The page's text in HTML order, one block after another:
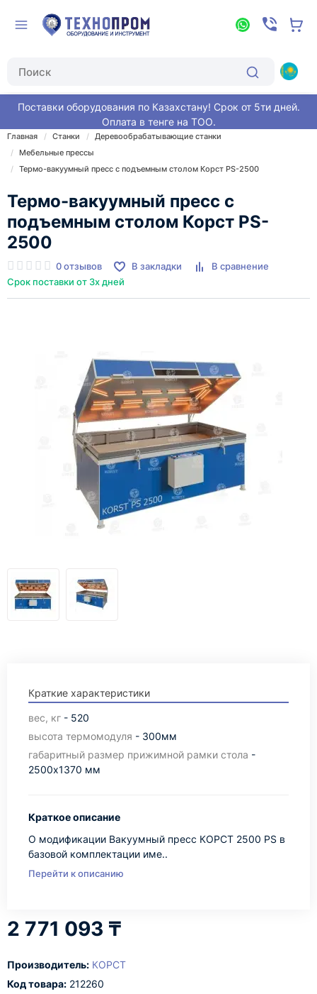
Поставки оборудования по Казахстану! Срок от 5ти дней.
Оплата в тенге на ТОО.
Главная Станки
Деревообрабатывающие станки
Мебельные прессы
Термо-вакуумный пресс с подъемным столом Корст PS-2500
Термо-вакуумный пресс с
подъемным столом Корст PS-
2500
0 отзывов В закладки
В сравнение
Срок поставки от 3х дней
Краткие характеристики
вес, кг - 520
высота термомодуля - 300мм
габаритный размер прижимной рамки стола -
2500х1370 мм
Краткое описание
О модификации Вакуумный пресс КОРСТ 2500 PS в
базовой комплектации име..
Перейти к описанию
2 771 093 ₸
Производитель: КОРСТ
Код товара: 212260